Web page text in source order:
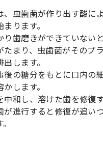
、虫歯菌が作り出す酸に
ります。
り歯磨きができていない
たまり、虫歯菌がそのプ
します。
後の糖分をもとに口内の
します。
中和し、溶けた歯を修復
が進行すると修復が追い